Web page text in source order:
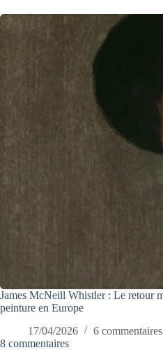
James McNeill Whistler : Le retour
peinture en Europe
17/04/2026
6 commentaires
8 commentaires